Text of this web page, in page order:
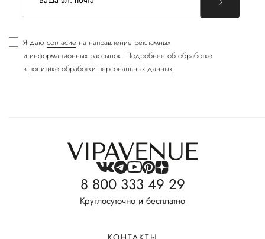
Я даю согласие на направление рекламных
и информационных рассылок. Подробнее об обработке
в политике обработки персональных данных
8 800 333 49 29
Круглосуточно и бесплатно